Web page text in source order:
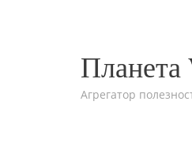
Планета
Агрегатор